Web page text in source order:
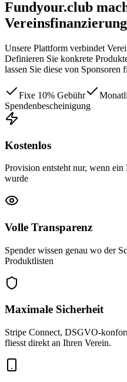
Fundyour.club
Vereinsfinanzierung
Unsere Plattform verbindet
Definieren Sie konkrete
lassen Sie diese von
Fixe 10% Gebühr
Spendenbescheinigung
Kostenlos
Provision entsteht nur, wenn
wurde
Volle Transparenz
Spender wissen genau wo der
Produktlisten
Maximale Sicherheit
Stripe Connect, DSGVO-
fliesst direkt an Ihren Verein.